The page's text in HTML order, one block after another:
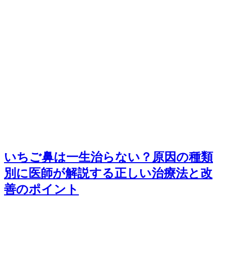
いちご鼻は一生治らない？原因の種類
別に医師が解説する正しい治療法と改
善のポイント